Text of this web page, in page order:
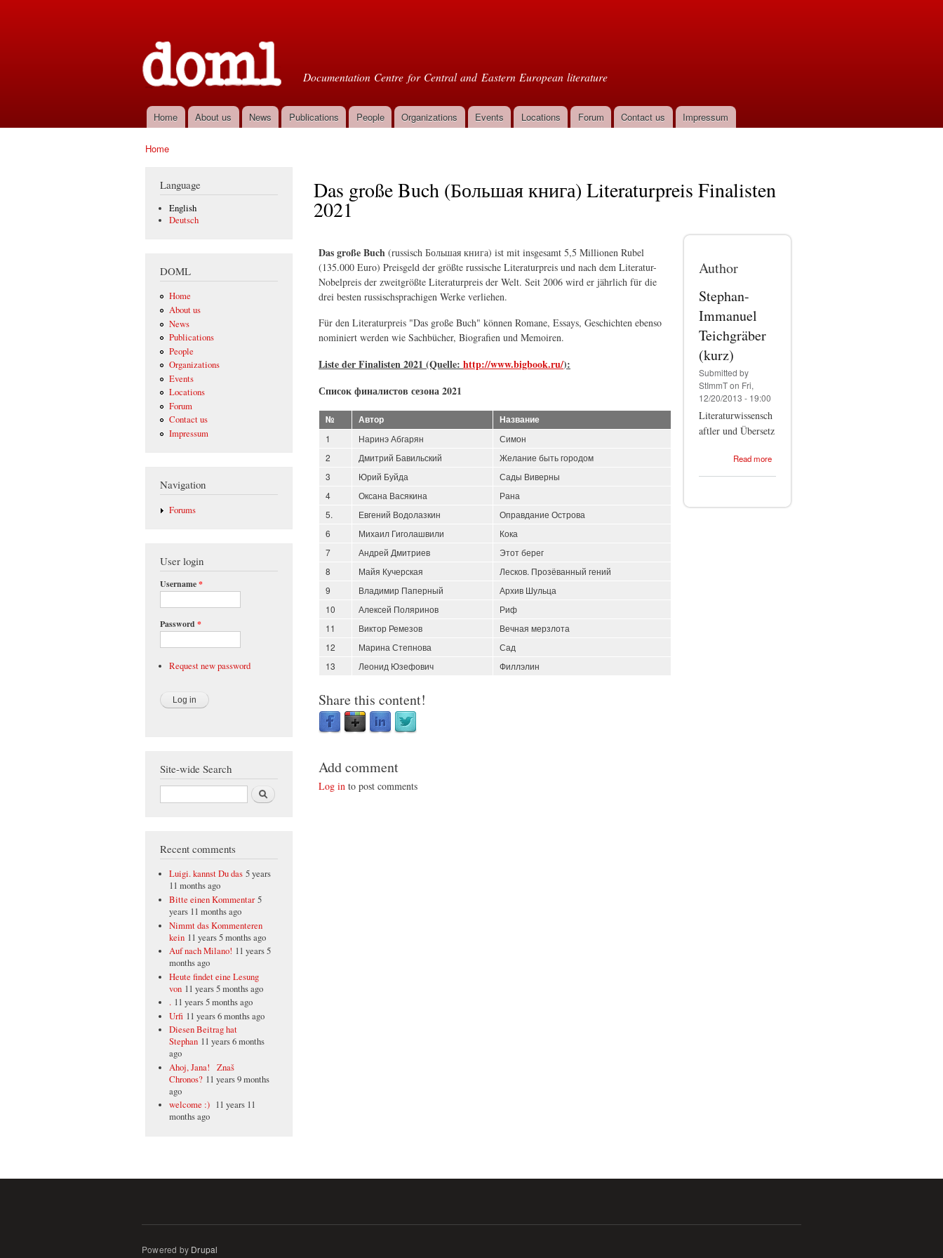
Documentation Centre for Central and Eastern European literature
Main menu
Home About us News Publications People Organizations Events Locations Forum Contact us Impressum
Home
Language
English
Deutsch
DOML
Home
About us
News
Publications
People
Organizations
Events
Locations
Forum
Contact us
Impressum
Navigation
Forums
User login
Username*
Password *
Request new password
Site-wide Search
Search
Recent comments
Luigi. kannst Du das 5 years
11 months ago
Bitte einen Kommentar 5
years 11 months ago
Nimmt das Kommenteren
kein 11 years 5 months ago
Auf nach Milano! 11 years 5
months ago
Heute findet eine Lesung
von 11 years 5 months ago
. 11 years 5 months ago
Urfi 11 years 6 months ago
Diesen Beitrag hat
Stephan 11 years 6 months
ago
Ahoj, Jana! Znaš
Chronos? 11 years 9 months
ago
welcome :) 11 years 11
months ago
Das große Buch (Большая книга) Literaturpreis Finalisten
2021
Das große Buch (russisch Большая книга) ist mit insgesamt 5,5 Millionen Rubel
(135.000 Euro) Preisgeld der größte russische Literaturpreis und nach dem Literatur-
Nobelpreis der zweitgrößte Literaturpreis der Welt. Seit 2006 wird er jährlich für die
drei besten russischsprachigen Werke verliehen.
Für den Literaturpreis "Das große Buch" können Romane, Essays, Geschichten ebenso
nominiert werden wie Sachbücher, Biografien und Memoiren.
Liste der Finalisten 2021 (Quelle: http://www.bigbook.ru/):
Список финалистов сезона 2021
№ Автор
Название
1
Наринэ Абгарян
Симон
2
Дмитрий Бавильский
Желание быть городом
3
Юрий Буйда
Сады Виверны
4
Оксана Васякина
Рана
5.
Евгений Водолазкин
Оправдание Острова
6
Михаил Гиголашвили
Кока
7
Андрей Дмитриев
Этот берег
8
Майя Кучерская
Лесков. Прозёванный гений
9
Владимир Паперный
Архив Шульца
10
Алексей Поляринов
Риф
11
Виктор Ремезов
Вечная мерзлота
12
Марина Степнова
Сад
13
Леонид Юзефович Филлэлин
Share this content!
Author
Stephan-
Immanuel
Teichgräber
(kurz)
Submitted by
StImmTon Fri,
12/20/2013 - 19:00
Literaturwissensch
aftler und Übersetz
Read more
Add comment
Log in to post comments
Powered by Drupal